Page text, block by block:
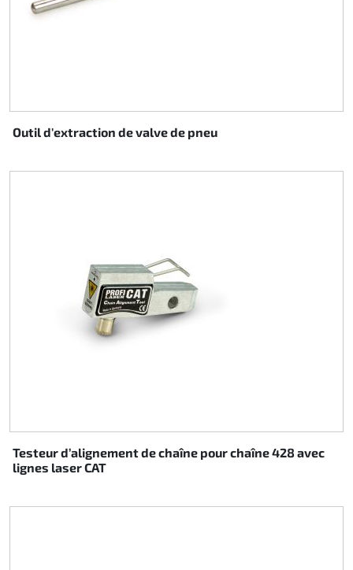
Outil d'extraction de valve de pneu
Testeur d’alignement de chaîne pour chaîne 428 avec
lignes laser CAT